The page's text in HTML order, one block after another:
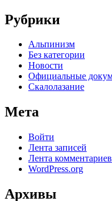
Рубрики
Альпинизм
Без категории
Новости
Официальные
Скалолазание
Мета
Войти
Лента записей
Лента комментариев
WordPress.org
Архивы